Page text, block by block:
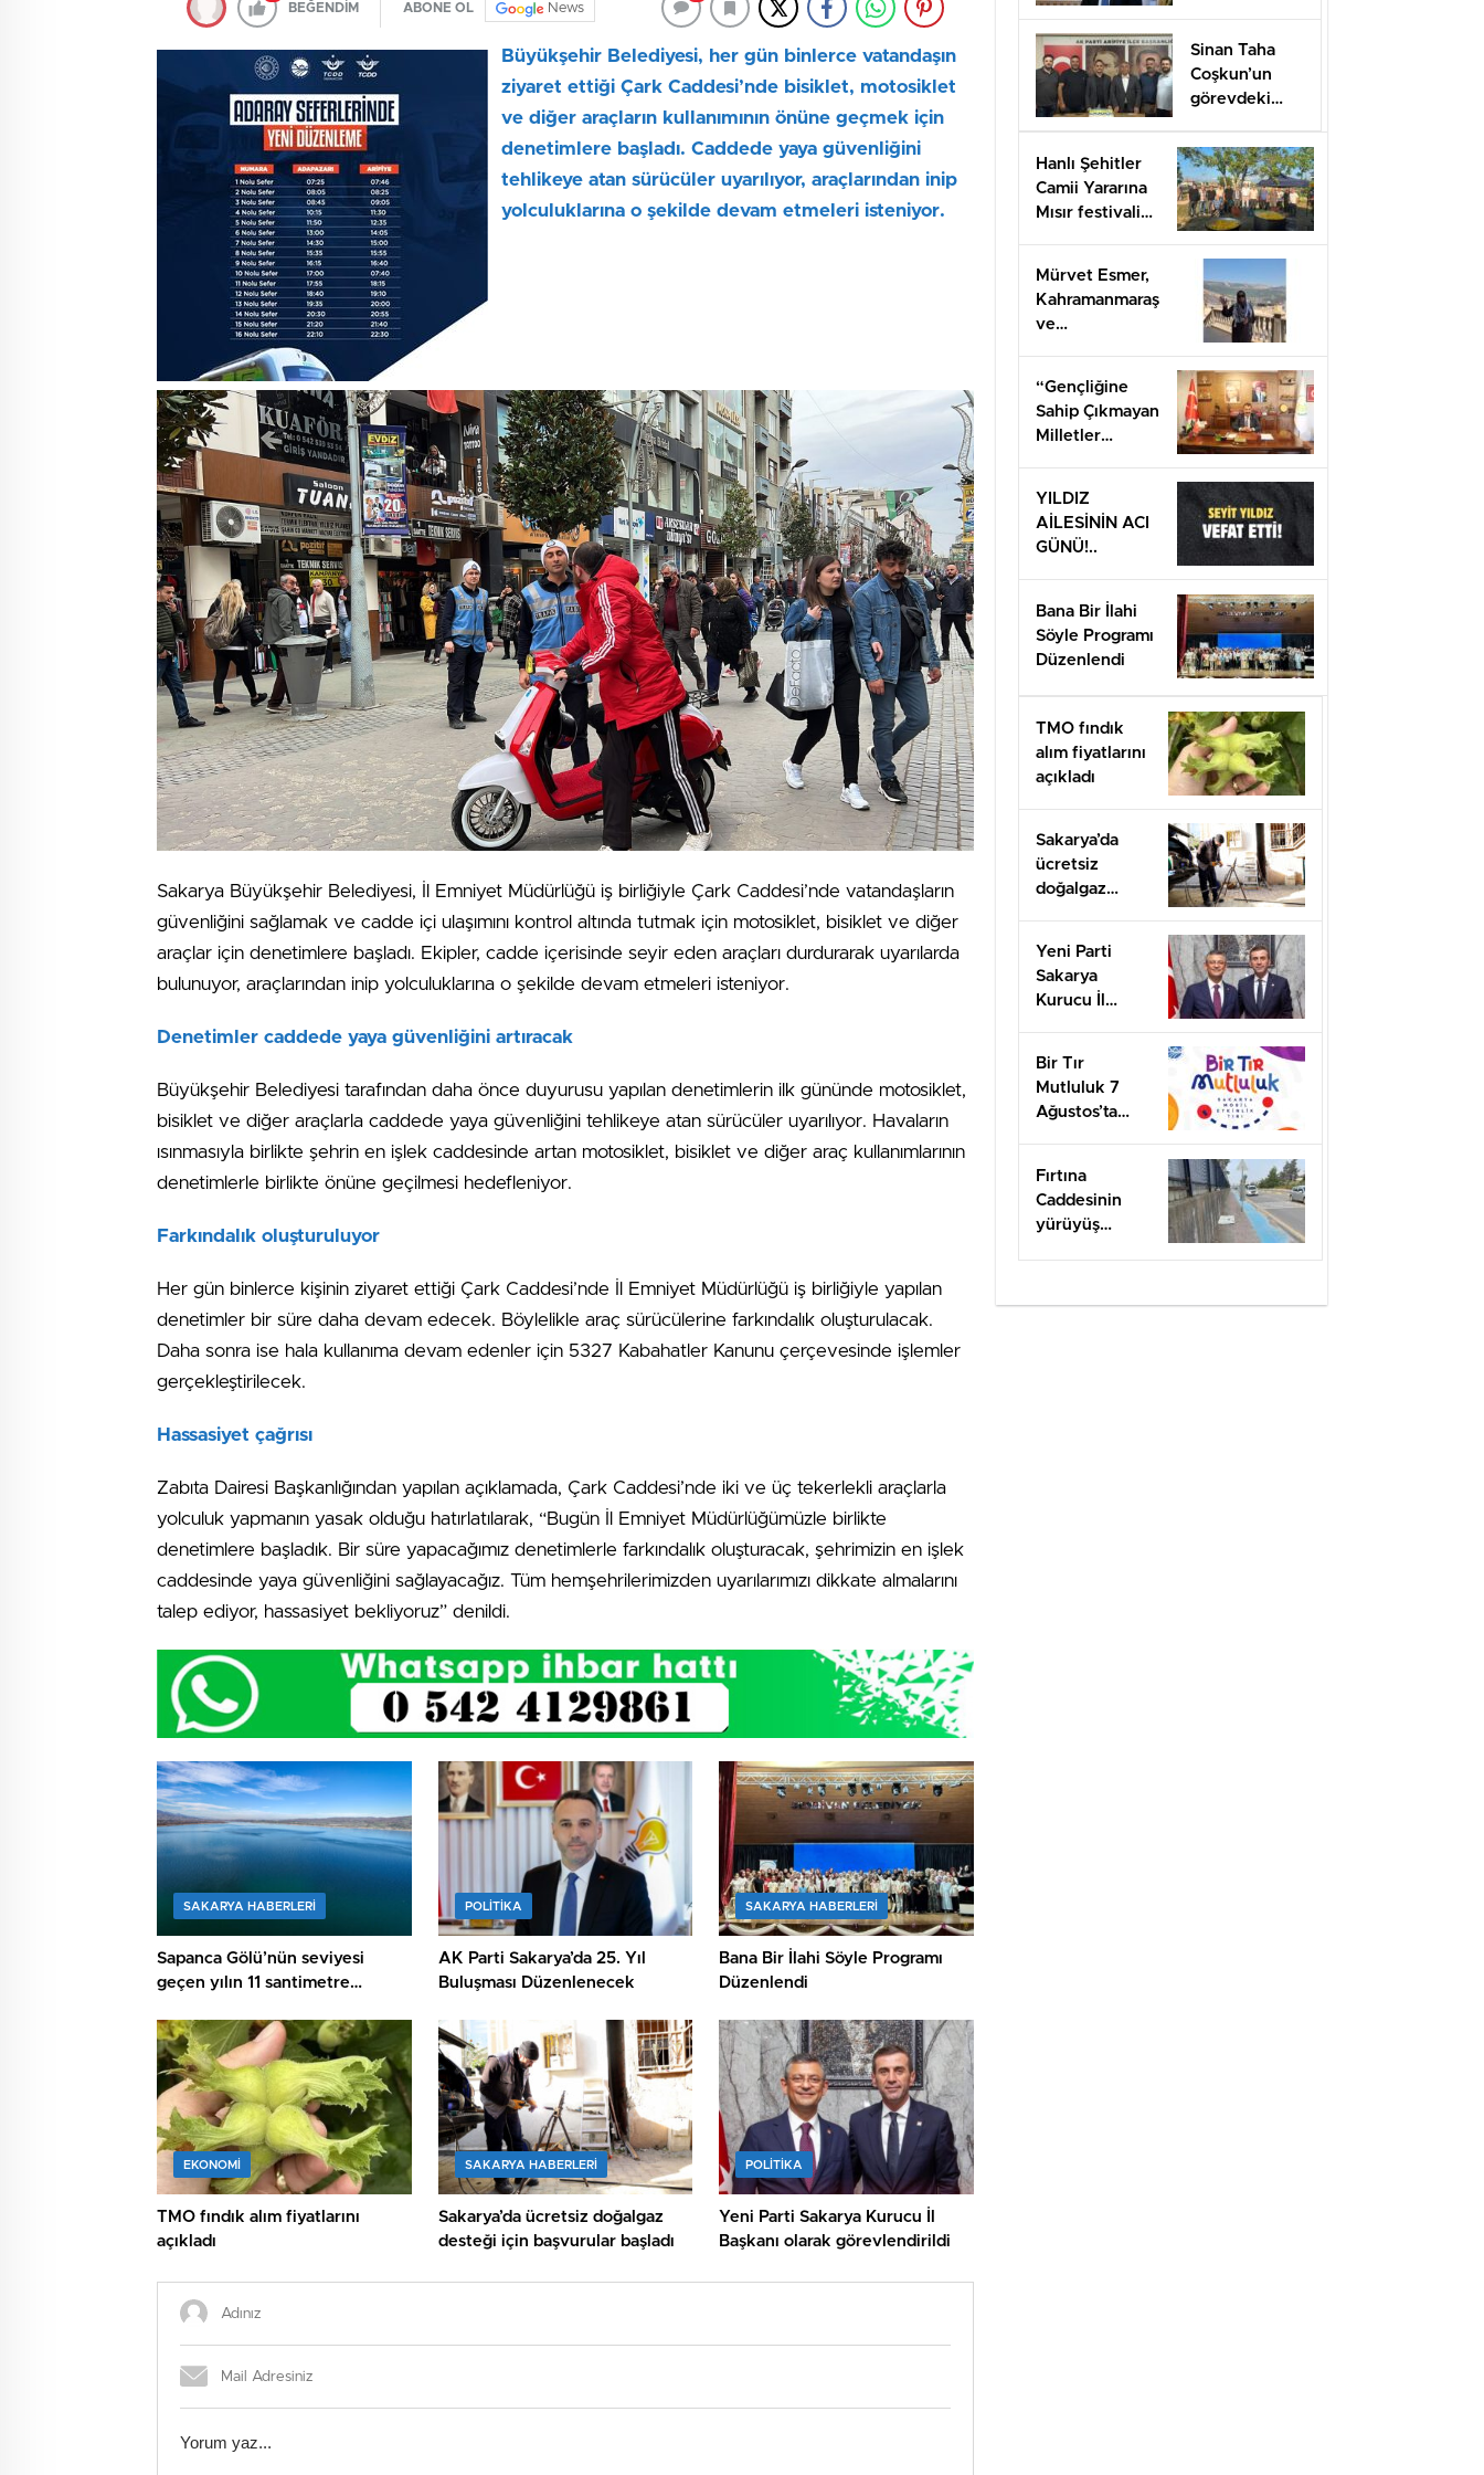
BEĞENDİM ABONE OL News
Büyükşehir Belediyesi, her gün binlerce vatandaşın
ziyaret ettiği Çark Caddesi’nde bisiklet, motosiklet
ve diğer araçların kullanımının önüne geçmek için
denetimlere başladı. Caddede yaya güvenliğini
tehlikeye atan sürücüler uyarılıyor, araçlarından inip
yolculuklarına o şekilde devam etmeleri isteniyor.
Sakarya Büyükşehir Belediyesi, İl Emniyet Müdürlüğü iş birliğiyle Çark Caddesi’nde vatandaşların
güvenliğini sağlamak ve cadde içi ulaşımını kontrol altında tutmak için motosiklet, bisiklet ve diğer
araçlar için denetimlere başladı. Ekipler, cadde içerisinde seyir eden araçları durdurarak uyarılarda
bulunuyor, araçlarından inip yolculuklarına o şekilde devam etmeleri isteniyor.
Denetimler caddede yaya güvenliğini artıracak
Büyükşehir Belediyesi tarafından daha önce duyurusu yapılan denetimlerin ilk gününde motosiklet,
bisiklet ve diğer araçlarla caddede yaya güvenliğini tehlikeye atan sürücüler uyarılıyor. Havaların
ısınmasıyla birlikte şehrin en işlek caddesinde artan motosiklet, bisiklet ve diğer araç kullanımlarının
denetimlerle birlikte önüne geçilmesi hedefleniyor.
Farkındalık oluşturuluyor
Her gün binlerce kişinin ziyaret ettiği Çark Caddesi’nde İl Emniyet Müdürlüğü iş birliğiyle yapılan
denetimler bir süre daha devam edecek. Böylelikle araç sürücülerine farkındalık oluşturulacak.
Daha sonra ise hala kullanıma devam edenler için 5327 Kabahatler Kanunu çerçevesinde işlemler
gerçekleştirilecek.
Hassasiyet çağrısı
Zabıta Dairesi Başkanlığından yapılan açıklamada, Çark Caddesi’nde iki ve üç tekerlekli araçlarla
yolculuk yapmanın yasak olduğu hatırlatılarak, “Bugün İl Emniyet Müdürlüğümüzle birlikte
denetimlere başladık. Bir süre yapacağımız denetimlerle farkındalık oluşturacak, şehrimizin en işlek
caddesinde yaya güvenliğini sağlayacağız. Tüm hemşehrilerimizden uyarılarımızı dikkate almalarını
talep ediyor, hassasiyet bekliyoruz” denildi.
SAKARYA HABERLERI
Sapanca Gölü’nün seviyesi
geçen yılın 11 santimetre
POLİTİKA
AK Parti Sakarya’da 25. Yıl
Buluşması Düzenlenecek
SAKARYA HABERLERI
Bana Bir İlahi Söyle Programı
Düzenlendi
EKONOMİ
TMO fındık alım fiyatlarını
açıkladı
SAKARYA HABERLERI
Sakarya’da ücretsiz doğalgaz
desteği için başvurular başladı
POLİTİKA
Yeni Parti Sakarya Kurucu İl
Başkanı olarak görevlendirildi
Sinan Taha
Coşkun’un
görevdeki
kutlandı.
Hanlı Şehitler
Camii Yararına
Mısır festivali
Mürvet Esmer,
Kahramanmaraş
ve
mesaj
gönderdi.
“Gençliğine
Sahip Çıkmayan
Milletler
YILDIZ
AİLESİNİN ACI
GÜNÜ!..
Bana Bir İlahi
Söyle Programı
Düzenlendi
TMO fındık
alım fiyatlarını
açıkladı
Sakarya’da
ücretsiz
doğalgaz
başladı
Yeni Parti
Sakarya
Kurucu İl
Bir Tır
Mutluluk 7
Ağustos’ta
Fırtına
Caddesinin
yürüyüş